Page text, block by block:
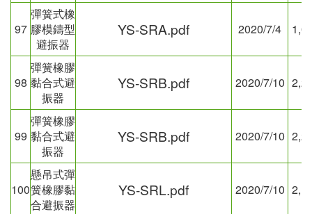
97
彈簧式橡
膠模鑄型
避振器
YS-SRA.pdf 2020/7/4
98
彈簧橡膠
黏合式避
振器
YS-SRB.pdf 2020/7/10
99
彈簧橡膠
黏合式避
振器
YS-SRB.pdf 2020/7/10
100
懸吊式彈
簧橡膠黏
合避振器
YS-SRL.pdf 2020/7/10